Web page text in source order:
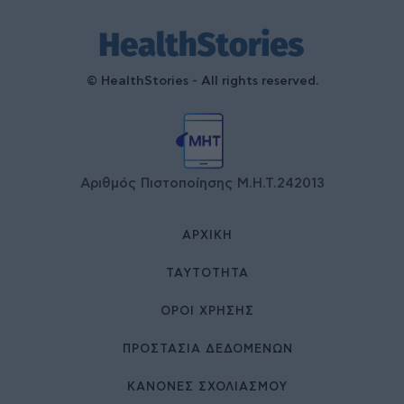
© HealthStories - All rights reserved.
Αριθμός Πιστοποίησης Μ.Η.Τ.242013
ΑΡΧΙΚΉ
ΤΑΥΤΌΤΗΤΑ
ΌΡΟΙ ΧΡΉΣΗΣ
ΠΡΟΣΤΑΣΙΑ ΔΕΔΟΜΕΝΩΝ
ΚΑΝΟΝΕΣ ΣΧΟΛΙΑΣΜΟΥ